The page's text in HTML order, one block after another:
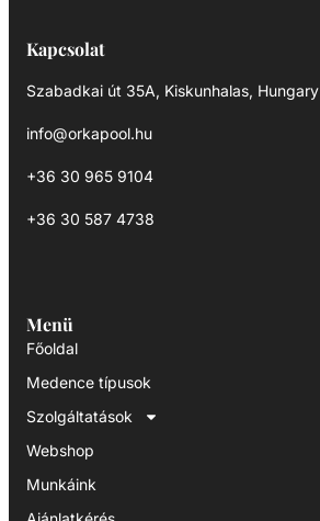
Kapcsolat
Szabadkai út 35A, Kiskunhalas, Hungary
info@orkapool.hu
+36 30 965 9104
+36 30 587 4738
Menü
Főoldal
Medence típusok
Szolgáltatások
Webshop
Munkáink